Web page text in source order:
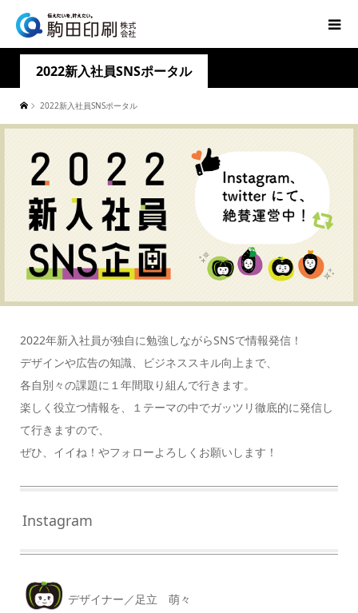
2022新入社員SNSポータル
2022新入社員SNSポータル
2022年新入社員が独自に勉強しながらSNSで情報発信！
デザインや広告の知識、ビジネススキル向上まで、
各自別々の課題に１年間取り組んで行きます。
楽しく役立つ情報を、１テーマの中でガッツリ徹底的に発信し
て行きますので、
ぜひ、イイね！やフォローよろしくお願いします！
Instagram
デザイナー／足立 萌々